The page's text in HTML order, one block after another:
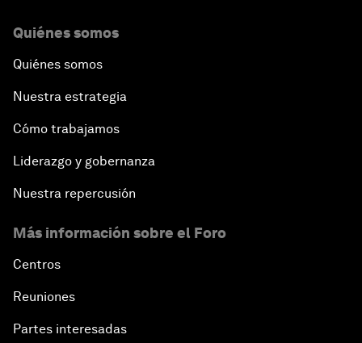
Quiénes somos
Quiénes somos
Nuestra estrategia
Cómo trabajamos
Liderazgo y gobernanza
Nuestra repercusión
Más información sobre el Foro
Centros
Reuniones
Partes interesadas